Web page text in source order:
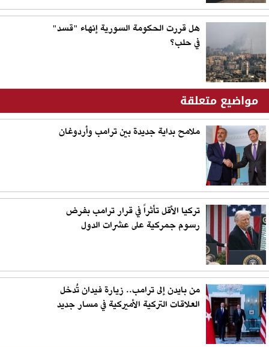
هل قررت الحكومة السورية إنهاء "قسد"
في حلب؟
مواضيع متعلقة
ملامح بداية جديدة بين ترامب وأردوغان
تركيا الأقل تأثراً في قرار ترامب بفرض
رسوم جمركية على عشرات الدول
من بايدن إلى ترامب.. زيارة فيدان تُدخل
العلاقات التركية الأميركية في مسار جديد